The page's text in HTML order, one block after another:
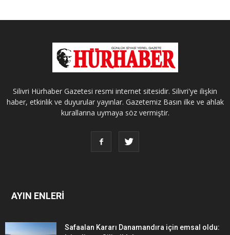
Silivri Hürhaber Gazetesi resmi internet sitesidir. Silivri'ye ilişkin
haber, etkinlik ve duyurular yayınlar. Gazetemiz Basın ilke ve ahlak
kurallarına uymaya söz vermiştir.
AYIN ENLERİ
Safaalan Kararı Danamandıra için emsal oldu: